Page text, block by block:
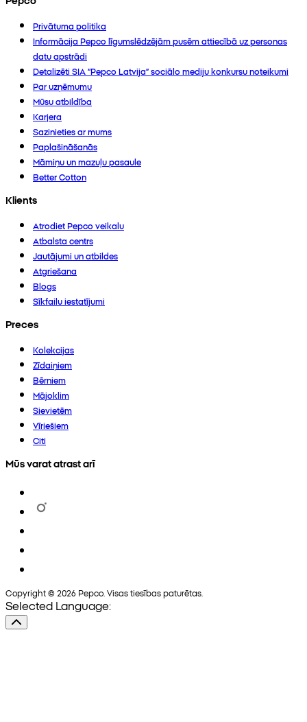
Privātuma politika
Informācija Pepco līgumslēdzējām pusēm attiecībā uz personas
datu apstrādi
Detalizēti SIA “Pepco Latvija” sociālo mediju konkursu noteikumi
Par uzņēmumu
Mūsu atbildība
Karjera
Sazinieties ar mums
Paplašināšanās
Māmiņu un mazuļu pasaule
Better Cotton
Klients
Atrodiet Pepco veikalu
Atbalsta centrs
Jautājumi un atbildes
Atgriešana
Blogs
Sīkfailu iestatījumi
Preces
Kolekcijas
Zīdaiņiem
Bērniem
Mājoklim
Sievietēm
Vīriešiem
Citi
Mūs varat atrast arī
Copyright © 2026 Pepco. Visas tiesības paturētas.
Selected Language: